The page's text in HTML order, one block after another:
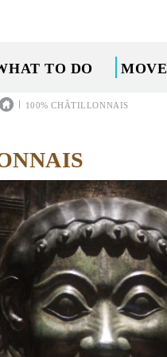
TO DO MOVE
| 100% CHÂTILLONNAIS